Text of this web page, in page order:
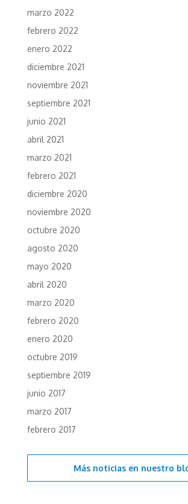
marzo 2022
febrero 2022
enero 2022
diciembre 2021
noviembre 2021
septiembre 2021
junio 2021
abril 2021
marzo 2021
febrero 2021
diciembre 2020
noviembre 2020
octubre 2020
agosto 2020
mayo 2020
abril 2020
marzo 2020
febrero 2020
enero 2020
octubre 2019
septiembre 2019
junio 2017
marzo 2017
febrero 2017
Más noticias en nuestro